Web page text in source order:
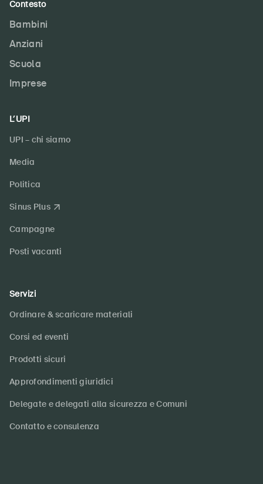
Contesto
Bambini
Anziani
Scuola
Imprese
L’UPI
UPI – chi siamo
Media
Politica
Sinus Plus
Campagne
Posti vacanti
Servizi
Ordinare & scaricare materiali
Corsi ed eventi
Prodotti sicuri
Approfondimenti giuridici
Delegate e delegati alla sicurezza e Comuni
Contatto e consulenza